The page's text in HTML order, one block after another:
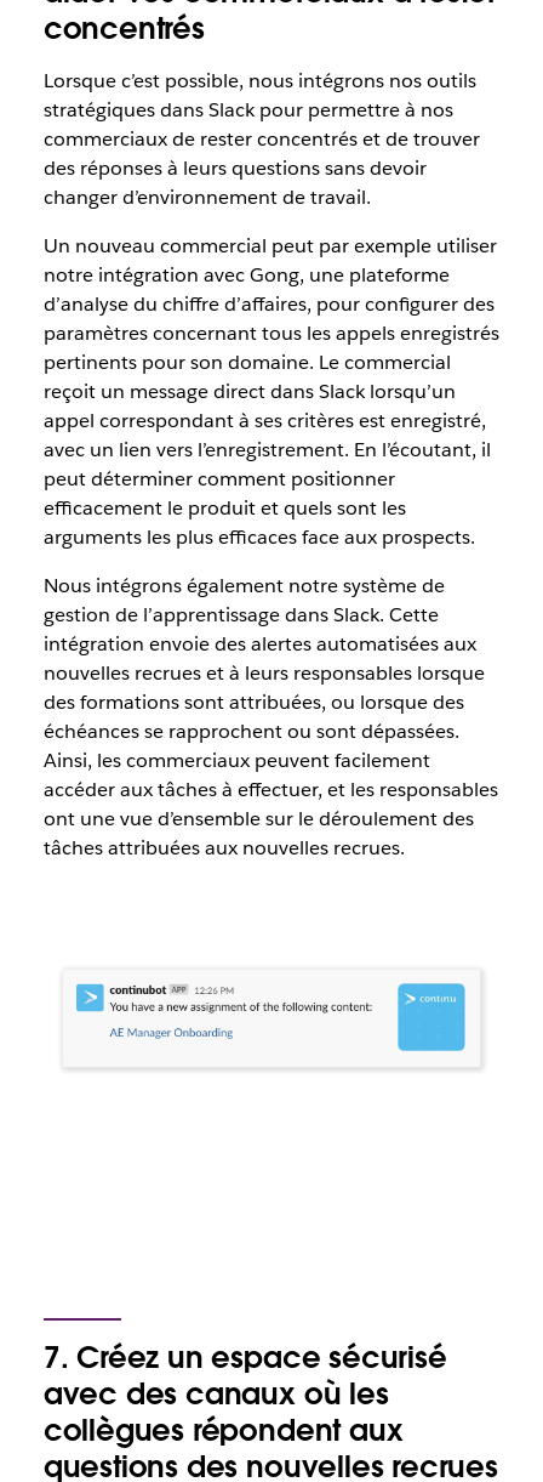
concentrés
Lorsque c’est possible, nous intégrons nos outils
stratégiques dans Slack pour permettre à nos
commerciaux de rester concentrés et de trouver
des réponses à leurs questions sans devoir
changer d’environnement de travail.
Un nouveau commercial peut par exemple utiliser
notre intégration avec Gong, une plateforme
d’analyse du chiffre d’affaires, pour configurer des
paramètres concernant tous les appels enregistrés
pertinents pour son domaine. Le commercial
reçoit un message direct dans Slack lorsqu’un
appel correspondant à ses critères est enregistré,
avec un lien vers l’enregistrement. En l’écoutant, il
peut déterminer comment positionner
efficacement le produit et quels sont les
arguments les plus efficaces face aux prospects.
Nous intégrons également notre système de
gestion de l’apprentissage dans Slack. Cette
intégration envoie des alertes automatisées aux
nouvelles recrues et à leurs responsables lorsque
des formations sont attribuées, ou lorsque des
échéances se rapprochent ou sont dépassées.
Ainsi, les commerciaux peuvent facilement
accéder aux tâches à effectuer, et les responsables
ont une vue d’ensemble sur le déroulement des
tâches attribuées aux nouvelles recrues.
7. Créez un espace sécurisé
avec des canaux où les
collègues répondent aux
questions des nouvelles recrues